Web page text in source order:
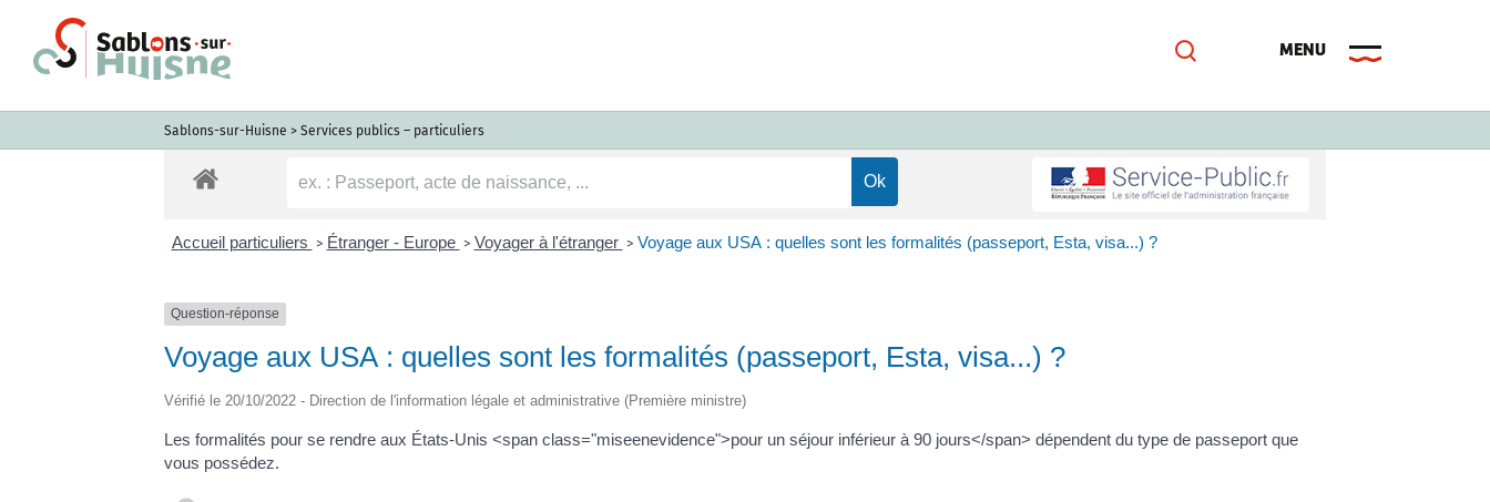
Sablons-sur-Huisne > Services publics – particuliers
Accueil particuliers > Étranger - Europe > Voyager à l'étranger > Voyage aux USA : quelles sont les formalités (passeport, Esta, visa...) ?
Question-réponse
Voyage aux USA : quelles sont les formalités (passeport, Esta, visa...) ?
Vérifié le 20/10/2022 - Direction de l'information légale et administrative (Première ministre)
Les formalités pour se rendre aux États-Unis <span class="miseenevidence">pour un séjour inférieur à 90 jours</span> dépendent du type de passeport que
vous possédez.